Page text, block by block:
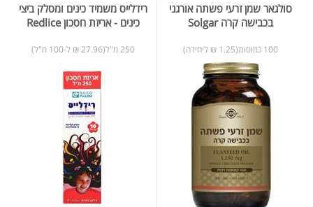
סולגאר שמן זרעי פשתה אורגני
בכבישה קרה Solgar
100 כמוסות(1.25 ₪ ליחידה)
רידלייס משמיד כינים ומסלק ביצי
כינים - אריזת חסכון Redlice
250 מ"ל(27.96 ₪ ל-100 מ"ל)